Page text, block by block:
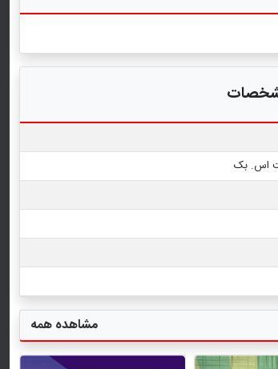
اس. بک
مشاهده همه